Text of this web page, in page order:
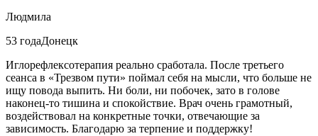
Людмила
53 годаДонецк
Иглорефлексотерапия реально сработала. После третьего
сеанса в «Трезвом пути» поймал себя на мысли, что больше не
ищу повода выпить. Ни боли, ни побочек, зато в голове
наконец-то тишина и спокойствие. Врач очень грамотный,
воздействовал на конкретные точки, отвечающие за
зависимость. Благодарю за терпение и поддержку!